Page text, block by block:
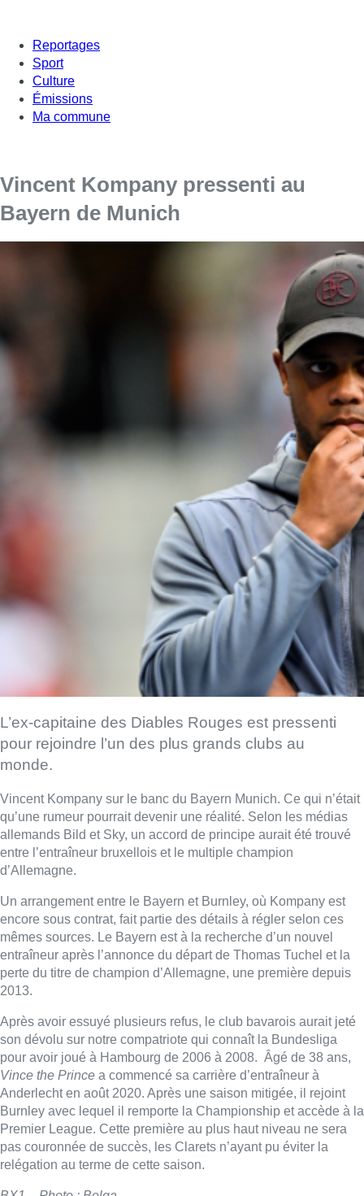
Reportages
Sport
Culture
Émissions
Ma commune
Vincent Kompany pressenti au
Bayern de Munich
L’ex-capitaine des Diables Rouges est pressenti
pour rejoindre l’un des plus grands clubs au
monde.
Vincent Kompany sur le banc du Bayern Munich. Ce qui n’était
qu’une rumeur pourrait devenir une réalité. Selon les médias
allemands Bild et Sky, un accord de principe aurait été trouvé
entre l’entraîneur bruxellois et le multiple champion
d’Allemagne.
Un arrangement entre le Bayern et Burnley, où Kompany est
encore sous contrat, fait partie des détails à régler selon ces
mêmes sources. Le Bayern est à la recherche d’un nouvel
entraîneur après l’annonce du départ de Thomas Tuchel et la
perte du titre de champion d’Allemagne, une première depuis
2013.
Après avoir essuyé plusieurs refus, le club bavarois aurait jeté
son dévolu sur notre compatriote qui connaît la Bundesliga
pour avoir joué à Hambourg de 2006 à 2008. Âgé de 38 ans,
Vince the Prince a commencé sa carrière d’entraîneur à
Anderlecht en août 2020. Après une saison mitigée, il rejoint
Burnley avec lequel il remporte la Championship et accède à la
Premier League. Cette première au plus haut niveau ne sera
pas couronnée de succès, les Clarets n’ayant pu éviter la
relégation au terme de cette saison.